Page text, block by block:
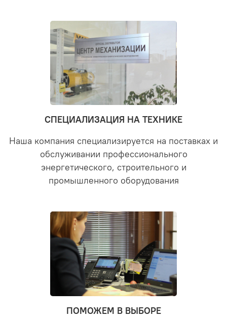
СПЕЦИАЛИЗАЦИЯ НА ТЕХНИКЕ
Наша компания специализируется на поставках и
обслуживании профессионального
энергетического, строительного и
промышленного оборудования
ПОМОЖЕМ В ВЫБОРЕ